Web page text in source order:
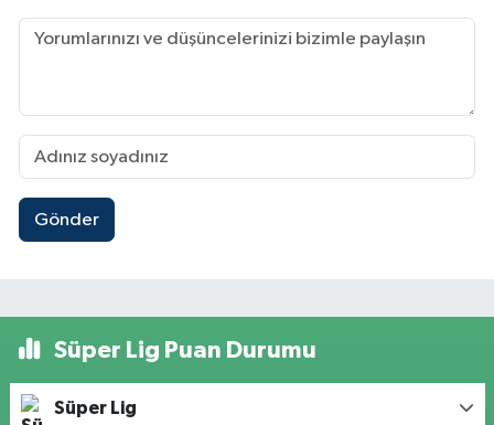
Gönder
Süper Lig Puan Durumu
Süper Lig